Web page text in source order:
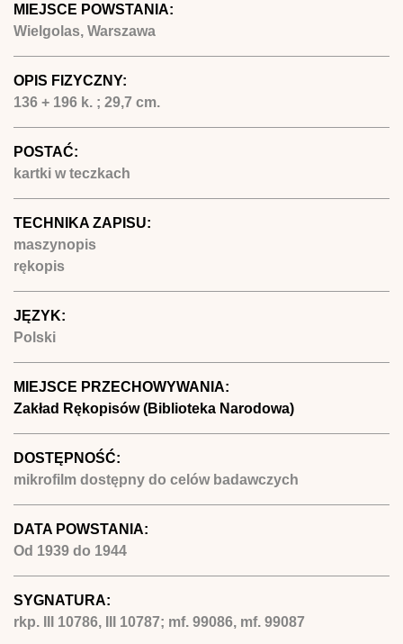
MIEJSCE POWSTANIA:
Wielgolas, Warszawa
OPIS FIZYCZNY:
136 + 196 k. ; 29,7 cm.
POSTAĆ:
kartki w teczkach
TECHNIKA ZAPISU:
maszynopis
rękopis
JĘZYK:
Polski
MIEJSCE PRZECHOWYWANIA:
Zakład Rękopisów (Biblioteka Narodowa)
DOSTĘPNOŚĆ:
mikrofilm dostępny do celów badawczych
DATA POWSTANIA:
Od 1939 do 1944
SYGNATURA:
rkp. III 10786, III 10787; mf. 99086, mf. 99087